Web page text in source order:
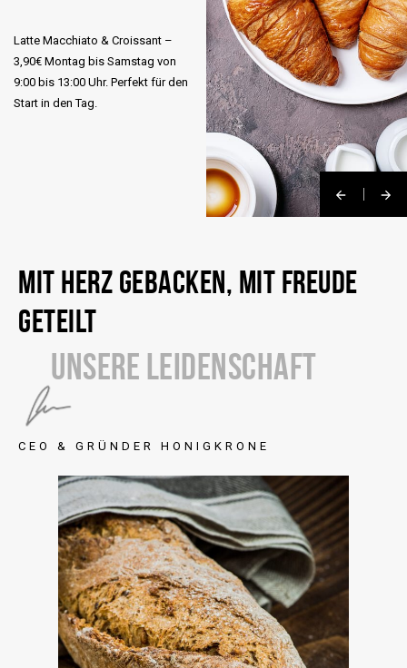
Latte Macchiato & Croissant –
3,90€ Montag bis Samstag von
9:00 bis 13:00 Uhr. Perfekt für den
Start in den Tag.
MIT HERZ GEBACKEN, MIT FREUDE
GETEILT
CEO & GRÜNDER HONIGKRONE
UNSERE LEIDENSCHAFT